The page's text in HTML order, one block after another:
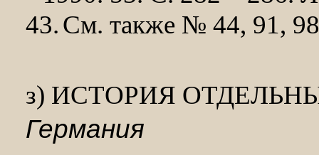
43.См. также № 44, 91,
з) ИСТОРИЯ
Германия